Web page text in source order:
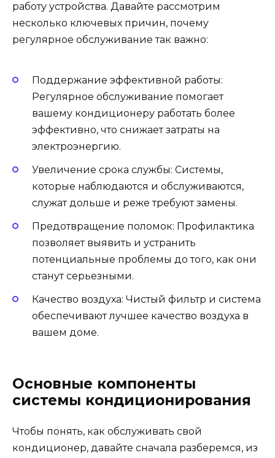
работу устройства. Давайте рассмотрим
несколько ключевых причин, почему
регулярное обслуживание так важно:
Поддержание эффективной работы:
Регулярное обслуживание помогает
вашему кондиционеру работать более
эффективно, что снижает затраты на
электроэнергию.
Увеличение срока службы: Системы,
которые наблюдаются и обслуживаются,
служат дольше и реже требуют замены.
Предотвращение поломок: Профилактика
позволяет выявить и устранить
потенциальные проблемы до того, как они
станут серьезными.
Качество воздуха: Чистый фильтр и система
обеспечивают лучшее качество воздуха в
вашем доме.
Основные компоненты
системы кондиционирования
Чтобы понять, как обслуживать свой
кондиционер, давайте сначала разберемся, из